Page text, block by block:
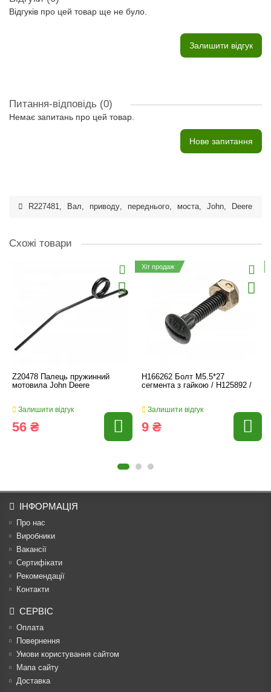
Відгуків про цей товар ще не було.
Залишити відгук
Питання-відповідь (0)
Немає запитань про цей товар.
Нове запитання
R227481, Вал, приводу, переднього, моста, John, Deere
Схожі товари
Z20478 Палець пружинний
мотовила John Deere
Залишити відгук
56 ₴
Хіт продаж
H166262 Болт M5.5*27
сегмента з гайкою / H125892 /
Залишити відгук
9 ₴
ІНФОРМАЦІЯ
Про нас
Виробники
Вакансії
Сертифікати
Рекомендації
Контакти
СЕРВІС
Оплата
Повернення
Умови користування сайтом
Мапа сайту
Доставка